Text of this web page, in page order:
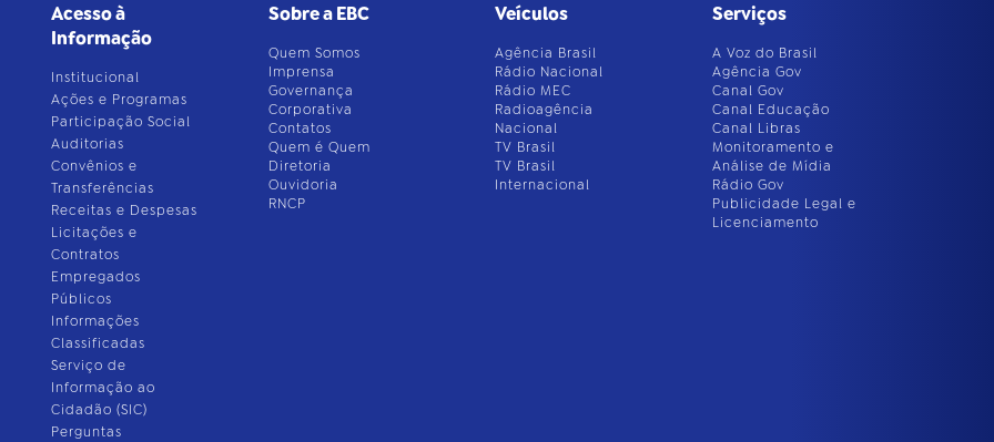
Acesso à
Informação
Institucional
Ações e Programas
Participação Social
Auditorias
Convênios e
Transferências
Receitas e Despesas
Licitações e
Contratos
Empregados
Públicos
Informações
Classificadas
Serviço de
Informação ao
Cidadão (SIC)
Perguntas
Sobre a EBC
Quem Somos
Imprensa
Governança
Corporativa
Contatos
Quem é Quem
Diretoria
Ouvidoria
RNCP
Veículos
Agência Brasil
Rádio Nacional
Rádio MEC
Radioagência
Nacional
TV Brasil
TV Brasil
Internacional
Serviços
A Voz do Brasil
Agência Gov
Canal Gov
Canal Educação
Canal Libras
Monitoramento e
Análise de Mídia
Rádio Gov
Publicidade Legal e
Licenciamento